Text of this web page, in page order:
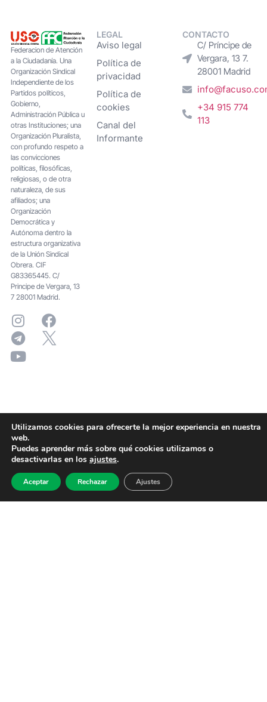
Federacion de Atención
a la Ciudadanía. Una
Organización Sindical
Independiente de los
Partidos políticos,
Gobierno,
Administración Pública u
otras Instituciones; una
Organización Pluralista,
con profundo respeto a
las convicciones
políticas, filosóficas,
religiosas, o de otra
naturaleza, de sus
afiliados; una
Organización
Democrática y
Autónoma dentro la
estructura organizativa
de la Unión Sindical
Obrera. CIF
G83365445. C/
Principe de Vergara, 13
7 28001 Madrid.
LEGAL
Aviso legal
Política de
privacidad
Política de
cookies
Canal del
Informante
CONTACTO
C/ Príncipe de
Vergara, 13 7.
28001 Madrid
+34 915 774
113
Utilizamos cookies para ofrecerte la mejor experiencia en nuestra
web.
Puedes aprender más sobre qué cookies utilizamos o
desactivarlas en los ajustes.
Aceptar Rechazar Ajustes